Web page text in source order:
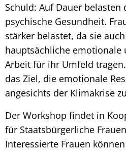
Schuld: Auf Dauer belasten
psychische Gesundheit.
stärker belastet, da sie
hauptsächliche emotionale
Arbeit für ihr Umfeld
das Ziel, die emotionale
angesichts der Klimakrise
Der Workshop findet in
für Staatsbürgerliche
Interessierte Frauen